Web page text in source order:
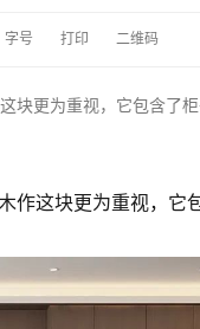
字号 打印 二维码
更为重视，它包含了
作这块更为重视，它